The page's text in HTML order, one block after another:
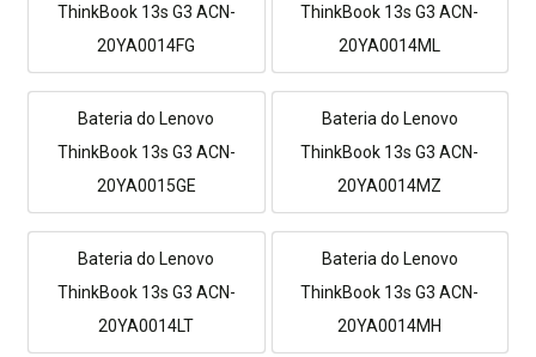
ThinkBook 13s G3 ACN-
20YA0014FG
ThinkBook 13s G3 ACN-
20YA0014ML
Bateria do Lenovo
ThinkBook 13s G3 ACN-
20YA0015GE
Bateria do Lenovo
ThinkBook 13s G3 ACN-
20YA0014MZ
Bateria do Lenovo
ThinkBook 13s G3 ACN-
20YA0014LT
Bateria do Lenovo
ThinkBook 13s G3 ACN-
20YA0014MH